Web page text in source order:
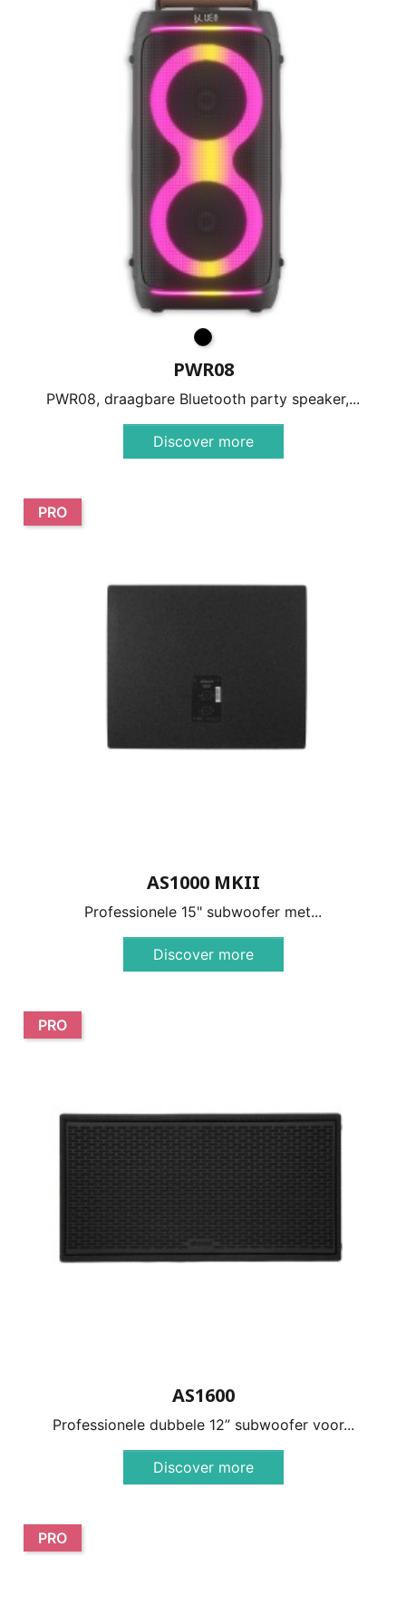
PWR08
PWR08, draagbare Bluetooth party speaker,...
Discover more
AS1000 MKII
Professionele 15" subwoofer met...
Discover more
PRO
AS1600
Professionele dubbele 12” subwoofer voor...
Discover more
PRO
PRO